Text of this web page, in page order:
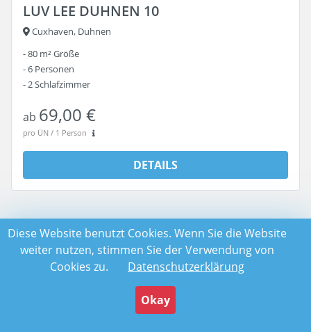
Diese Website benutzt Cookies. Wenn Sie die Website
weiter nutzen, stimmen Sie der Verwendung von
Cookies zu.
Datenschutzerklärung
OkayAnfragen
LUV LEE DUHNEN 10
Cuxhaven, Duhnen
80 m² Größe
6 Personen
2Schlafzimmer
ab 69,00 €
pro ÜN / 1 Person
DETAILS
Reise­planung
AKTIVITÄTEN IN CUXHAVEN